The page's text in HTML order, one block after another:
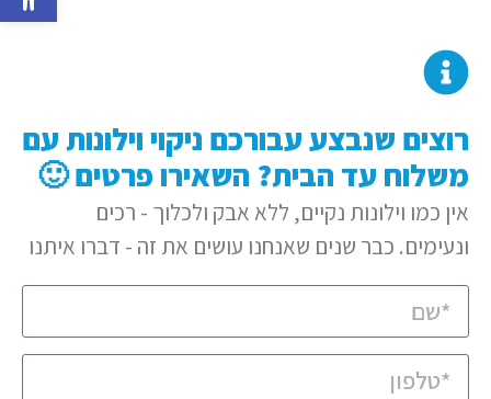
רוצים שנבצע עבורכם ניקוי וילונות עם
משלוח עד הבית? השאירו פרטים 🙂
אין כמו וילונות נקיים, ללא אבק ולכלוך - רכים
ונעימים. כבר שנים שאנחנו עושים את זה - דברו איתנו